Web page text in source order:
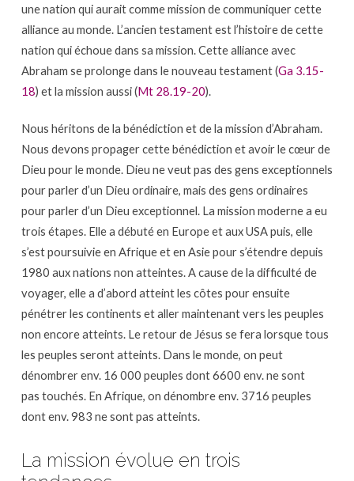
une nation qui aurait comme mission de communiquer cette
alliance au monde. L’ancien testament est l’histoire de cette
nation qui échoue dans sa mission. Cette alliance avec
Abraham se prolonge dans le nouveau testament (Ga 3.15-
18) et la mission aussi (Mt 28.19-20).
Nous héritons de la bénédiction et de la mission d’Abraham.
Nous devons propager cette bénédiction et avoir le cœur de
Dieu pour le monde. Dieu ne veut pas des gens exceptionnels
pour parler d’un Dieu ordinaire, mais des gens ordinaires
pour parler d’un Dieu exceptionnel. La mission moderne a eu
trois étapes. Elle a débuté en Europe et aux USA puis, elle
s’est poursuivie en Afrique et en Asie pour s’étendre depuis
1980 aux nations non atteintes. A cause de la difficulté de
voyager, elle a d’abord atteint les côtes pour ensuite
pénétrer les continents et aller maintenant vers les peuples
non encore atteints. Le retour de Jésus se fera lorsque tous
les peuples seront atteints. Dans le monde, on peut
dénombrer env. 16 000 peuples dont 6600 env. ne sont
pas touchés. En Afrique, on dénombre env. 3716 peuples
dont env. 983 ne sont pas atteints.
La mission évolue en trois